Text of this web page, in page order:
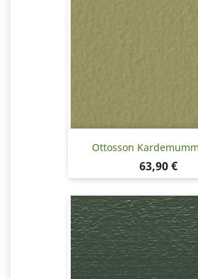
Ottosson
Pris
63,90 €